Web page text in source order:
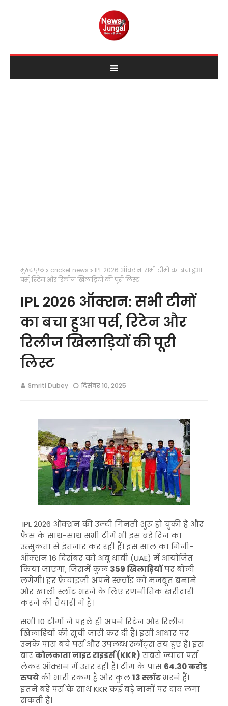
मुख्यपृष्ठ cricket news
IPL 2026 ऑक्शन: सभी टीमों का बचा हुआ
पर्स, रिटेन और रिलीज खिलाड़ियों की पूरी लिस्ट
IPL 2026 ऑक्शन: सभी टीमों
का बचा हुआ पर्स, रिटेन और
रिलीज खिलाड़ियों की पूरी
लिस्ट
Smriti Dubey दिसंबर 10, 2025
IPL 2026 ऑक्शन की उल्टी गिनती शुरू हो चुकी है और
फैंस के साथ-साथ सभी टीमें भी इस बड़े दिन का
उत्सुकता से इंतजार कर रही हैं। इस साल का मिनी-
ऑक्शन 16 दिसंबर को अबू धाबी (UAE) में आयोजित
किया जाएगा, जिसमें कुल 359 खिलाड़ियोंपर बोली
लगेगी। हर फ्रेंचाइज़ी अपने स्क्वॉड को मजबूत बनाने
और खाली स्लॉट भरने के लिए रणनीतिक खरीदारी
करने की तैयारी में है।
सभी 10 टीमों ने पहले ही अपने रिटेन और रिलीज
खिलाड़ियों की सूची जारी कर दी है। इसी आधार पर
उनके पास बचे पर्स और उपलब्ध स्लॉट्स तय हुए हैं। इस
बारकोलकाता नाइट राइडर्स (KKR) सबसे ज्यादा पर्स
लेकर ऑक्शन में उतर रही है। टीम के पास 64.30 करोड़
रुपयेकी भारी रकम है और कुल13 स्लॉट भरने हैं।
इतने बड़े पर्स के साथ KKR कई बड़े नामों पर दांव लगा
सकती है।